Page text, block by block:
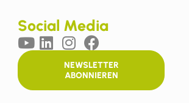
Social Media
NEWSLETTER
ABONNIEREN